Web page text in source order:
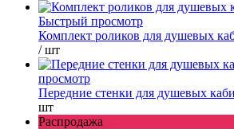
Быстрый просмотр
Комплект роликов для душевых
/ шт
просмотр
Передние стенки для душевых
шт
Распродажа